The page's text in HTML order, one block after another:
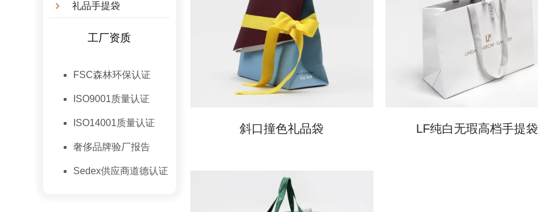
礼品手提袋
工厂资质
FSC森林环保认证
ISO9001质量认证
ISO14001质量认证
奢侈品牌验厂报告
Sedex供应商道德认证
斜口撞色礼品袋 LF纯白无瑕高档手提袋